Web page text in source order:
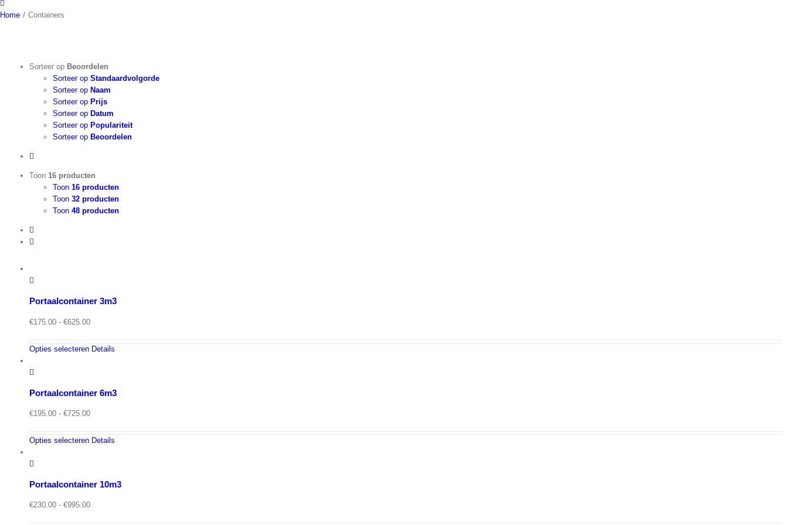
Home / Containers
Sorteer op Beoordelen
Sorteer op Standaardvolgorde
Sorteer op Naam
Sorteer op Prijs
Sorteer op Datum
Sorteer op Populariteit
Sorteer op Beoordelen
Toon 16 producten
Toon 16 producten
Toon 32 producten
Toon 48 producten
Portaalcontainer 3m3
€175.00 - €625.00Prijsklasse:
tot
Opties selecteren Details
Portaalcontainer 6m3
€195.00 - €725.00Prijsklasse:
tot
Opties selecteren Details
Portaalcontainer 10m3
€230.00 - €995.00Prijsklasse: